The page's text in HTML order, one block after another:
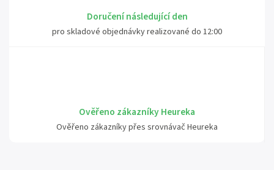
Doručení následující den
pro skladové objednávky realizované do 12:00
Ověřeno zákazníky Heureka
Ověřeno zákazníky přes srovnávač Heureka